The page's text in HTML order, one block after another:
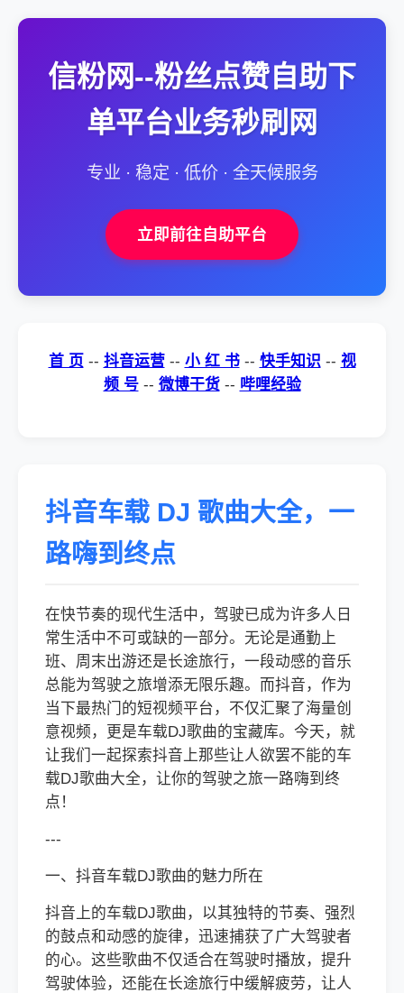
信粉网--粉丝点赞自助下
单平台业务秒刷网
专业 · 稳定 · 低价 · 全天候服务
立即前往自助平台
首 页 -- 抖音运营 -- 小 红 书 -- 快手知识 -- 视
频 号 -- 微博干货 -- 哔哩经验
抖音车载 DJ 歌曲大全，一
路嗨到终点
在快节奏的现代生活中，驾驶已成为许多人日
常生活中不可或缺的一部分。无论是通勤上
班、周末出游还是长途旅行，一段动感的音乐
总能为驾驶之旅增添无限乐趣。而抖音，作为
当下最热门的短视频平台，不仅汇聚了海量创
意视频，更是车载DJ歌曲的宝藏库。今天，就
让我们一起探索抖音上那些让人欲罢不能的车
载DJ歌曲大全，让你的驾驶之旅一路嗨到终
点！
---
一、抖音车载DJ歌曲的魅力所在
抖音上的车载DJ歌曲，以其独特的节奏、强烈
的鼓点和动感的旋律，迅速捕获了广大驾驶者
的心。这些歌曲不仅适合在驾驶时播放，提升
驾驶体验，还能在长途旅行中缓解疲劳，让人